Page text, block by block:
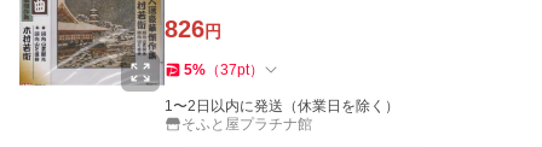
826円
5% （37pt）
1〜2日以内に発送（休業日を除く）
そふと屋プラチナ館